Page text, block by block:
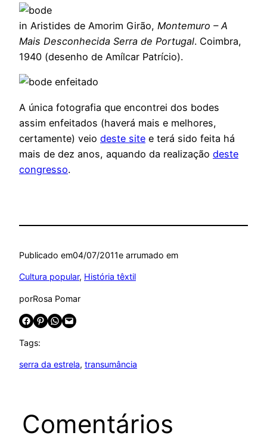
in Aristides de Amorim Girão, Montemuro – A
Mais Desconhecida Serra de Portugal. Coimbra,
1940 (desenho de Amílcar Patrício).
A única fotografia que encontrei dos bodes
assim enfeitados (haverá mais e melhores,
certamente) veio deste site e terá sido feita há
mais de dez anos, aquando da realização deste
congresso.
Publicado em04/07/2011e arrumado em
Cultura popular, História têxtil
porRosa Pomar
Share on Facebook Share on Pinterest Share on WhatsApp Email this Page
Tags:
serra da estrela, transumância
Comentários